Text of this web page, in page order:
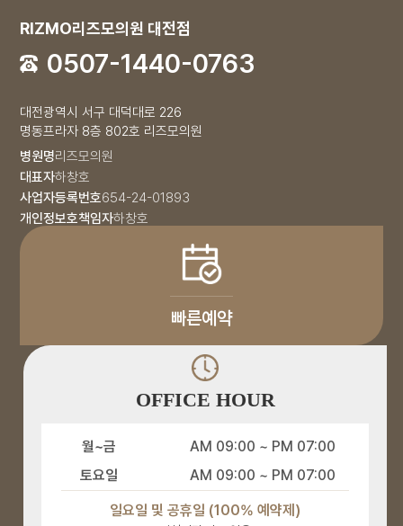
RIZMO리즈모의원 대전점
0507-1440-0763
대전광역시 서구 대덕대로 226
명동프라자 8층 802호 리즈모의원
병원명리즈모의원
대표자하창호
사업자등록번호654-24-01893
개인정보호책임자하창호
빠른예약
OFFICE HOUR
월~금
AM 09:00 ~ PM 07:00
토요일
AM 09:00 ~ PM 07:00
일요일 및 공휴일 (100% 예약제)